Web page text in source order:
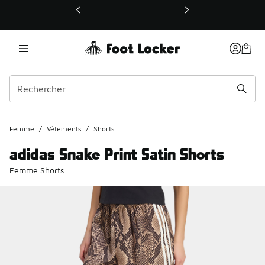
Ce lien ouvrira une nouvelle fenêtre
Femme / Vêtements / Shorts
adidas Snake Print Satin Shorts
Femme Shorts